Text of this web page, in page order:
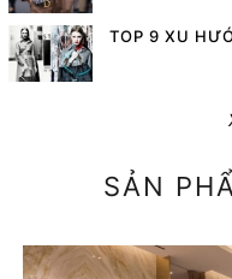
TOP 9 XU
SẢN